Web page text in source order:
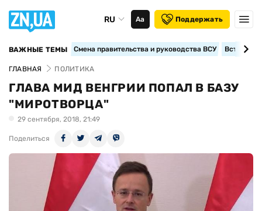
RU Аа Поддержать
ВАЖНЫЕ ТЕМЫ Смена правительства и руководства ВСУ
ГЛАВНАЯ ПОЛИТИКА
ГЛАВА МИД ВЕНГРИИ ПОПАЛ В БАЗУ
"МИРОТВОРЦА"
29 сентября, 2018, 21:49
Поделиться